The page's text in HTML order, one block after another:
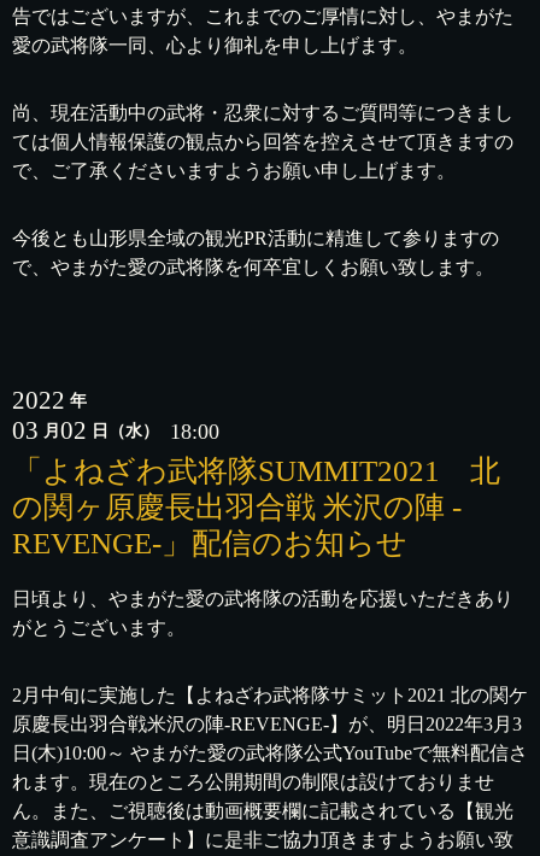
告ではございますが、これまでのご厚情に対し、やまがた
愛の武将隊一同、心より御礼を申し上げます。
尚、現在活動中の武将・忍衆に対するご質問等につきまし
ては個人情報保護の観点から回答を控えさせて頂きますの
で、ご了承くださいますようお願い申し上げます。
今後とも山形県全域の観光PR活動に精進して参りますの
で、やまがた愛の武将隊を何卒宜しくお願い致します。
2022 年
03 月 02 日 （水） 18:00
「よねざわ武将隊SUMMIT2021 北
の関ヶ原慶長出羽合戦 米沢の陣 -
REVENGE-」配信のお知らせ
日頃より、やまがた愛の武将隊の活動を応援いただきあり
がとうございます。
2月中旬に実施した【よねざわ武将隊サミット2021 北の関ケ
原慶長出羽合戦米沢の陣-REVENGE-】が、明日2022年3月3
日(木)10:00～ やまがた愛の武将隊公式YouTubeで無料配信さ
れます。現在のところ公開期間の制限は設けておりませ
ん。また、ご視聴後は動画概要欄に記載されている【観光
意識調査アンケート】に是非ご協力頂きますようお願い致